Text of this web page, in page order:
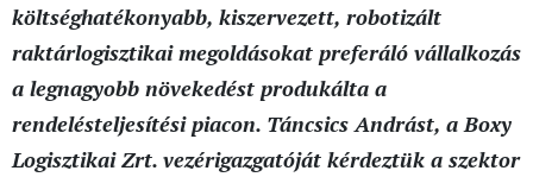
költséghatékonyabb, kiszervezett, robotizált
raktárlogisztikai megoldásokat preferáló vállalkozás
a legnagyobb növekedést produkálta a
rendelésteljesítési piacon. Táncsics Andrást, a Boxy
Logisztikai Zrt. vezérigazgatóját kérdeztük a szektor